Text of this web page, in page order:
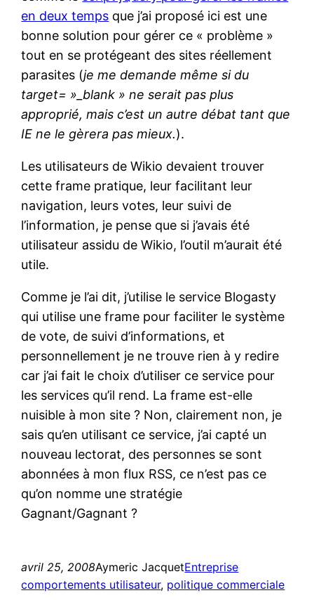
en deux temps que j’ai proposé ici est une
bonne solution pour gérer ce « problème »
tout en se protégeant des sites réellement
parasites (je me demande même si du
target= »_blank » ne serait pas plus
approprié, mais c’est un autre débat tant que
IE ne le gèrera pas mieux.).
Les utilisateurs de Wikio devaient trouver
cette frame pratique, leur facilitant leur
navigation, leurs votes, leur suivi de
l’information, je pense que si j’avais été
utilisateur assidu de Wikio, l’outil m’aurait été
utile.
Comme je l’ai dit, j’utilise le service Blogasty
qui utilise une frame pour faciliter le système
de vote, de suivi d’informations, et
personnellement je ne trouve rien à y redire
car j’ai fait le choix d’utiliser ce service pour
les services qu’il rend. La frame est-elle
nuisible à mon site ? Non, clairement non, je
sais qu’en utilisant ce service, j’ai capté un
nouveau lectorat, des personnes se sont
abonnées à mon flux RSS, ce n’est pas ce
qu’on nomme une stratégie
Gagnant/Gagnant ?
avril 25, 2008Aymeric JacquetEntreprise
comportements utilisateur, politique commerciale